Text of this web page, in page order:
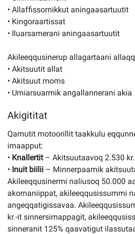
• Allaffissornikkut aningaasartuutit
• Kingoraartissat
• Iluarsarnerani aningaasartuutit
Akileeqqusinerup allagartaani
• Akitsuutit allat
• Akitsuut moms
• Umiarsuarmik angallannerani akia
Akigititat
Qamutit motoorillit taakkulu
imaapput:
• Knallertit– Akitsuutaavoq 2.530 kr.
• Inuit biilii – Minnerpaamik
Akileeqqusinermi naliusoq 50.000
akornaniippat, akileeqqusissummi
angeqqatigissavaa.
kr.-it sinnersimappagit,
sinneranit 125% qaavatigut